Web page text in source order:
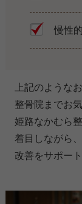
慢性
上記のような
整骨院までお
姫路なかむら
着目しながら
改善をサポー